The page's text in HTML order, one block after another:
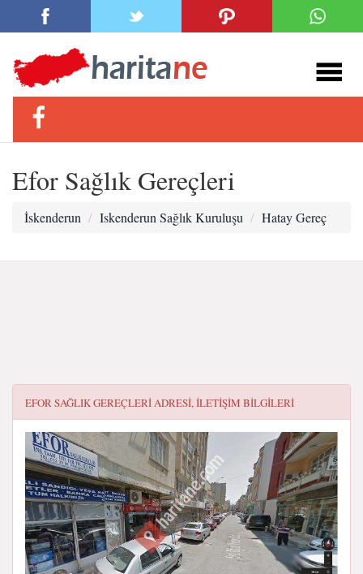
Efor Sağlık Gereçleri
İskenderun Iskenderun Sağlık Kuruluşu Hatay Gereç
EFOR SAĞLIK GEREÇLERIADRESI, ILETIŞIM BILGILERI